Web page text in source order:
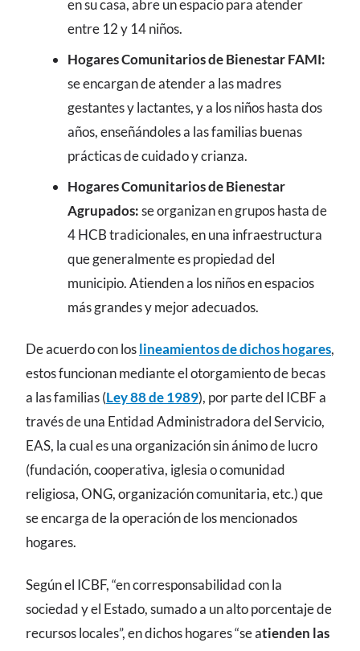
en su casa, abre un espacio para atender
entre 12 y 14 niños.
Hogares Comunitarios de Bienestar FAMI:
se encargan de atender a las madres
gestantes y lactantes, y a los niños hasta dos
años, enseñándoles a las familias buenas
prácticas de cuidado y crianza.
Hogares Comunitarios de Bienestar
Agrupados:se organizan en grupos hasta de
4 HCB tradicionales, en una infraestructura
que generalmente es propiedad del
municipio. Atienden a los niños en espacios
más grandes y mejor adecuados.
De acuerdo con loslineamientos de dichos hogares,
estos funcionan mediante el otorgamiento de becas
a las familias (Ley 88 de 1989), por parte del ICBF a
través de una Entidad Administradora del Servicio,
EAS, la cual es una organización sin ánimo de lucro
(fundación, cooperativa, iglesia o comunidad
religiosa, ONG, organización comunitaria, etc.) que
se encarga de la operación de los mencionados
hogares.
Según el ICBF, “en corresponsabilidad con la
sociedad y el Estado, sumado a un alto porcentaje de
recursos locales”, en dichos hogares “se atienden las